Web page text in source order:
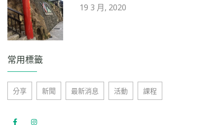
19 3 月, 2020
常用標籤
分享 新聞 最新消息 活動 課程